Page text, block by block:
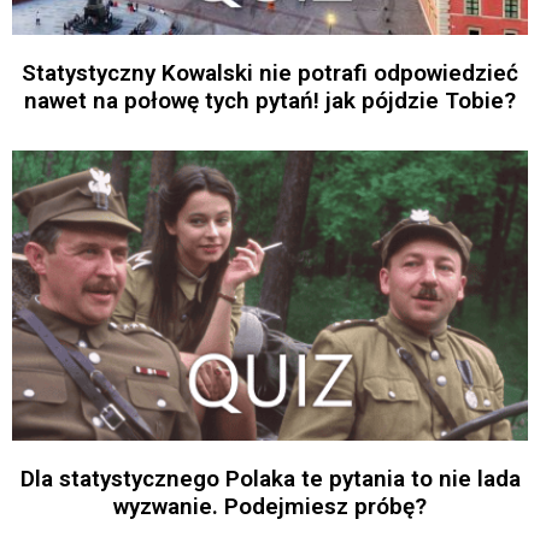
Statystyczny Kowalski nie potrafi odpowiedzieć
nawet na połowę tych pytań! jak pójdzie Tobie?
Dla statystycznego Polaka te pytania to nie lada
wyzwanie. Podejmiesz próbę?